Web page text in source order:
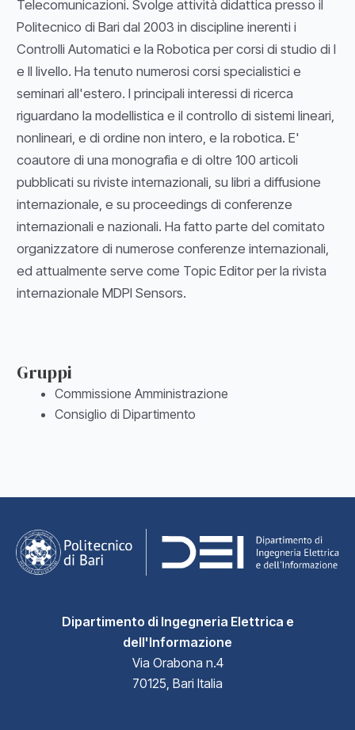
Telecomunicazioni. Svolge attività didattica presso il
Politecnico di Bari dal 2003 in discipline inerenti i
Controlli Automatici e la Robotica per corsi di studio di I
e II livello. Ha tenuto numerosi corsi specialistici e
seminari all'estero. I principali interessi di ricerca
riguardano la modellistica e il controllo di sistemi lineari,
nonlineari, e di ordine non intero, e la robotica. E'
coautore di una monografia e di oltre 100 articoli
pubblicati su riviste internazionali, su libri a diffusione
internazionale, e su proceedings di conferenze
internazionali e nazionali. Ha fatto parte del comitato
organizzatore di numerose conferenze internazionali,
ed attualmente serve come Topic Editor per la rivista
internazionale MDPI Sensors.
Gruppi
Commissione Amministrazione
Consiglio di Dipartimento
Dipartimento di Ingegneria Elettrica e
dell'Informazione
Via Orabona n.4
70125, Bari Italia